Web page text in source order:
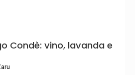
Condè: vino, lavanda e